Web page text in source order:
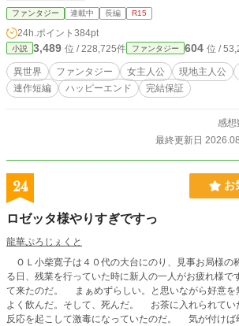
ファンタジー 連載中 長編 R15
24h.ポイント 384pt
小説 3,489 位 / 228,725件 ファンタジー 604 位 /
異世界 ファンタジー 女主人公 現地主人公
連作短編
ハッピーエンド 完結保証
感想
最終更新日
24 お
ロゼッタ様やりすぎですっ
龍華ぷろじぇくと
ＯＬ小柴寛子は４０代の大台にのり、見事お局様
る日、残業を行っていた時に新人の一人がお疲れ様で
て来たのだ。 まぁめずらしい。と思いながら好意を
よく飲んだ。そして、死んだ。 お茶に入れられてい
反応を起こして激毒になっていたのだ。 気が付けば幼き少女ロゼッタとして